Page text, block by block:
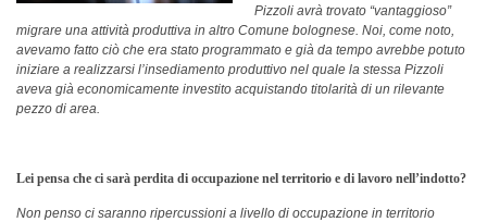
Pizzoli avrà trovato “vantaggioso”
migrare una attività produttiva in altro Comune bolognese. Noi, come noto,
avevamo fatto ciò che era stato programmato e già da tempo avrebbe potuto
iniziare a realizzarsi l’insediamento produttivo nel quale la stessa Pizzoli
aveva già economicamente investito acquistando titolarità di un rilevante
pezzo di area.
Lei pensa che ci sarà perdita di occupazione nel territorio e di lavoro nell’indotto?
Non penso ci saranno ripercussioni a livello di occupazione in territorio